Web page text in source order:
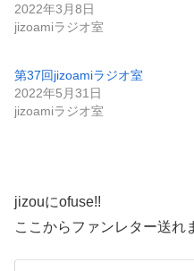
中…
2022年3月8日
jizoamiラジオ室
第37回jizoamiラジオ室
2022年5月31日
jizoamiラジオ室
jizouにofuse!!
ここからファンレター送れ